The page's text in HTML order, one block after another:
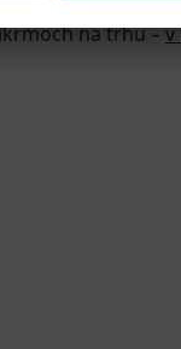
na trhu –v